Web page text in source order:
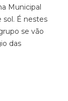
Municipal
sol. É nestes
se vão
das